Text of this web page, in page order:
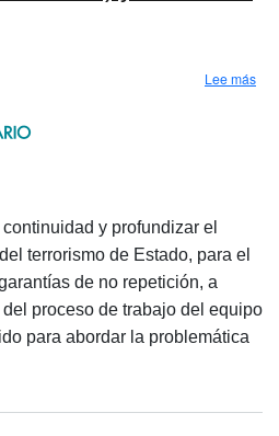
Lee más
y profundizar el
terrorismo de Estado, para el
de no repetición, a
proceso de trabajo del equipo
para abordar la problemática